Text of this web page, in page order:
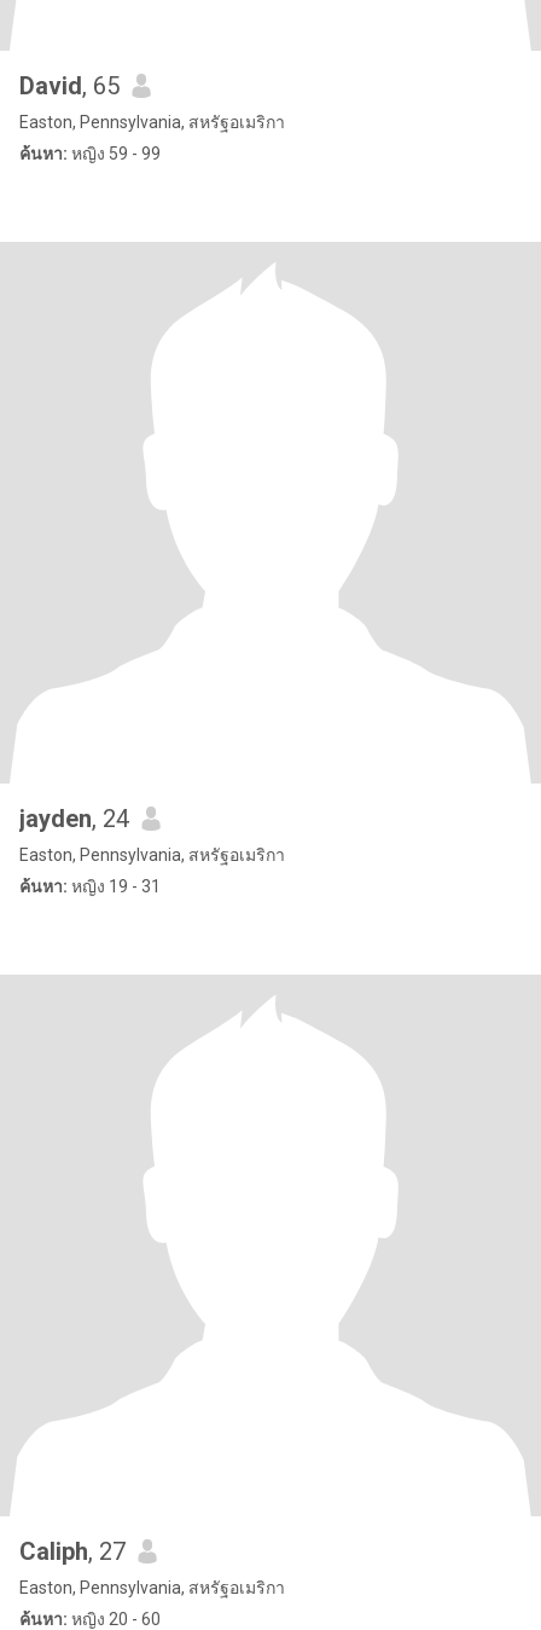
David, 65
Easton, Pennsylvania, สหรัฐอเมริกา
ค้นหา: หญิง 59 - 99
jayden, 24
Easton, Pennsylvania, สหรัฐอเมริกา
ค้นหา: หญิง 19 - 31
Caliph, 27
Easton, Pennsylvania, สหรัฐอเมริกา
ค้นหา: หญิง 20 - 60